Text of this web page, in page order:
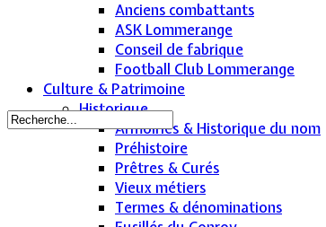
Anciens combattants
ASK Lommerange
Conseil de fabrique
Football Club Lommerange
Culture & Patrimoine
Historique
Armoiries & Historique du nom
Préhistoire
Prêtres & Curés
Vieux métiers
Termes & dénominations